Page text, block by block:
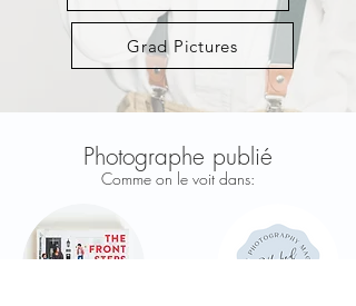
Grad Pictures
Photographe publié
Comme on le voit dans: